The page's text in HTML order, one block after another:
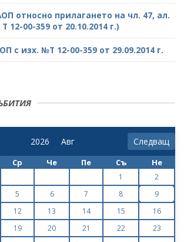
относно прилагането на чл. 47, ал.
12-00-359 от 20.10.2014 г.)
с изх. №Т 12-00-359 от 29.09.2014 г.
Следващ
Ср Че Пе Съ Не
1
2
5 6 7 8
9
12 13 14 15
16
19 20 21 22
23